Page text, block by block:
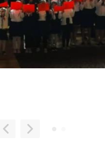
Poprzedni Element
Następny Element